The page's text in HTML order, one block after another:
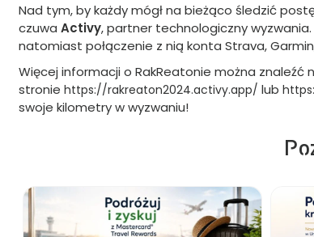
Nad tym, by każdy mógł na bieżąco śledzić
czuwaActivy, partner technologiczny
natomiast połączenie z nią konta Strava,
Więcej informacji o RakReatonie można znaleźć
stroniehttps://rakreaton2024.activy.app/ lub
swoje kilometry w wyzwaniu!